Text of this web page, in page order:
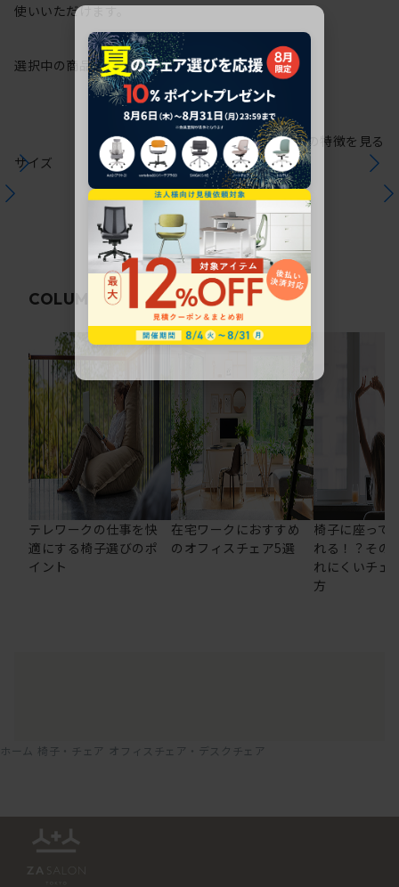
使いいただけます。
選択中の商品情報保証注意事項
サイズ
シリーズの特徴を見る
COLUMN 関連コラム
テレワークの仕事を快
適にする椅子選びのポ
イント
在宅ワークにおすすめ
のオフィスチェア5選
椅子に座って
れる！？その
れにくいチェ
方
ホーム 椅子・チェア オフィスチェア・デスクチェア